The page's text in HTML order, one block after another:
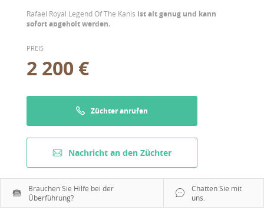
Rafael Royal Legend Of The Kanis ist alt genug und kann
sofort abgeholt werden.
PREIS
2 200 €
Züchter anrufen
Nachricht an den Züchter
Brauchen Sie Hilfe bei der
Überführung?
Chatten Sie mit
uns.